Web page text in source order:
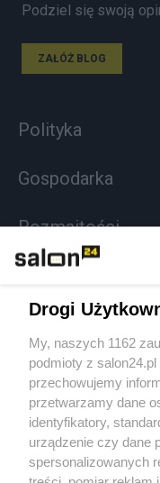
Podziel się swoją
ZAŁÓŻ BLOG
Polityka
Gospodarka
Rozmaitości
Sport
Społeczeństwo
Kultura
Drogi
My, naszych 1162
podmioty z
przechowujemy
przetwarzamy dane
identyfikatory,
urządzenie czy dane
spersonalizowanych